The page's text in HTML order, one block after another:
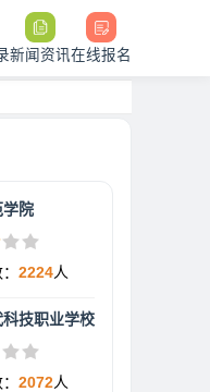
新闻资讯在线报名
学院
2224人
科技职业学校
2072人